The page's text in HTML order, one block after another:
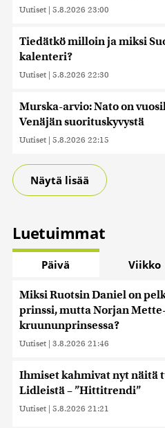
Uutiset | 5.8.2026 23:00
Tiedätkö milloin ja miksi
kalenteri?
Uutiset | 5.8.2026 22:30
Murska-arvio: Nato on
Venäjän suorituskyvystä
Uutiset | 5.8.2026 22:15
Näytä lisää
Luetuimmat
Päivä Viikko
Miksi Ruotsin Daniel on
prinssi, mutta Norjan
kruununprinsessa?
Uutiset | 3.8.2026 21:46
Ihmiset kahmivat nyt näitä
Lidleistä – ”Hittitrendi”
Uutiset | 5.8.2026 21:21